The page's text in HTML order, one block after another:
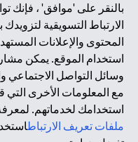
بالنقر على 'موافق' ، فإنك
الارتباط التسويقية
المحتوى والإعلانات
استخدام الموقع. يمكن
وسائل التواصل الاجتماعي
مع المعلومات الأخرى التي
استخدامك لخدماتهم.
ملفات تعريف الارتباط
الإمارات في دبي، و CN-1002019 لفرع أبوظبي. هاتف: 4000 311 04.
فرع سيتي بنك إن إيه -
الإمارات العربية المتحدة
سيتي بنك إن إيه الإمارات
الاستشارات المالية
20200000097 ب)